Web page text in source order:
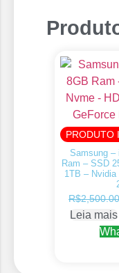
PRODUTO
Samsung –
Ram – SSD
1TB – Nvidia
R$2,500.00
Leia mais